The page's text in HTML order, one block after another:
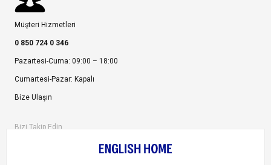
Müşteri Hizmetleri
0 850 724 0 346
Pazartesi-Cuma: 09:00 – 18:00
Cumartesi-Pazar: Kapalı
Bize Ulaşın
Bizi Takip Edin